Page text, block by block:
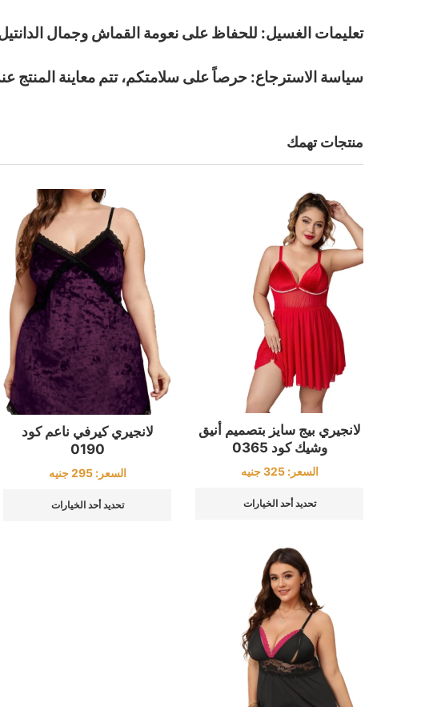
تعليمات الغسيل: للحفاظ على نعومة القماش وجمال
سياسة الاسترجاع: حرصاً على سلامتكم، تتم معاينة المنتج
منتجات تهمك
لانجيري بيج سايز بتصميم أنيق
وشيك كود 0365
السعر:325 جنيه
تحديد أحد الخيارات
لانجيري كيرفي ناعم كود
0190
السعر:295 جنيه
تحديد أحد الخيارات